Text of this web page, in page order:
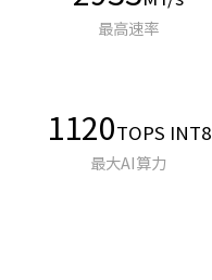
最高速率
1120TOPS INT8
最大AI算力